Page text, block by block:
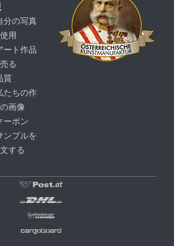
分の写真
用
ート作品
る
質
たちの作
画像
ーポン
ンプルを
する